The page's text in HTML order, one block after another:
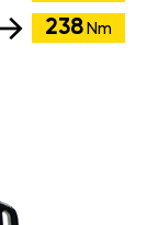
238 Nm